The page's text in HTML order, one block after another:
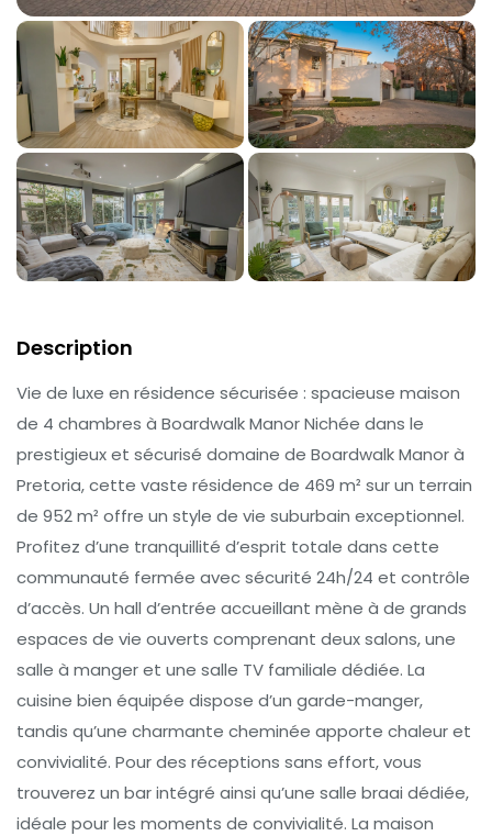
Description
Vie de luxe en résidence sécurisée : spacieuse maison
de 4 chambres à Boardwalk Manor Nichée dans le
prestigieux et sécurisé domaine de Boardwalk Manor à
Pretoria, cette vaste résidence de 469 m² sur un terrain
de 952 m² offre un style de vie suburbain exceptionnel.
Profitez d’une tranquillité d’esprit totale dans cette
communauté fermée avec sécurité 24h/24 et contrôle
d’accès. Un hall d’entrée accueillant mène à de grands
espaces de vie ouverts comprenant deux salons, une
salle à manger et une salle TV familiale dédiée. La
cuisine bien équipée dispose d’un garde-manger,
tandis qu’une charmante cheminée apporte chaleur et
convivialité. Pour des réceptions sans effort, vous
trouverez un bar intégré ainsi qu’une salle braai dédiée,
idéale pour les moments de convivialité. La maison